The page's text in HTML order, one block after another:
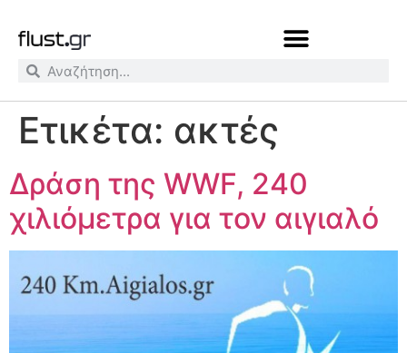
Ετικέτα: ακτές
Δράση της WWF, 240
χιλιόμετρα για τον αιγιαλό